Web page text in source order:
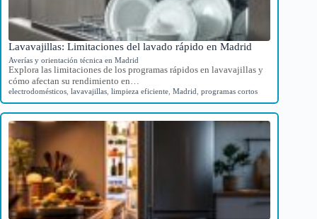
Lavavajillas: Limitaciones del lavado rápido en Madrid
Averías y orientación técnica en Madrid
Explora las limitaciones de los programas rápidos en lavavajillas y
cómo afectan su rendimiento en…
electrodomésticos lavavajillas limpieza eficiente Madrid programas cortos